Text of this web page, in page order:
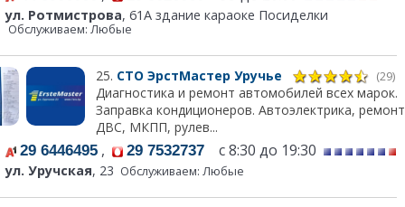
ул. Ротмистрова, 61А здание караоке Посиделки
Обслуживаем: Любые
25. СТО ЭрстМастер Уручье (29)
Диагностика и ремонт автомобилей всех марок.
Заправка кондиционеров. Автоэлектрика, ремонт
ДВС, МКПП, рулев...
29 6446495 , 29 7532737 с 8:30 до 19:30
ул. Уручская, 23 Обслуживаем: Любые